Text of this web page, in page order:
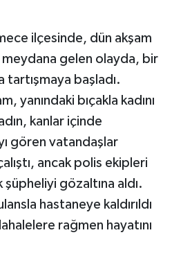
ilçesinde, dün akşam
meydana gelen olayda, bir
tartışmaya başladı.
yanındaki bıçakla kadını
kanlar içinde
gören vatandaşlar
ancak polis ekipleri
şüpheliyi gözaltına aldı.
hastaneye kaldırıldı
rağmen hayatını